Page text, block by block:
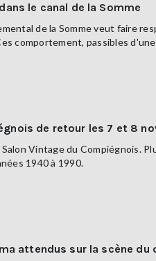
le canal de la Somme
de la Somme veut faire
comportement, passibles
de retour les 7 et 8
Vintage du Compiégnois.
1940 à 1990.
attendus sur la scène